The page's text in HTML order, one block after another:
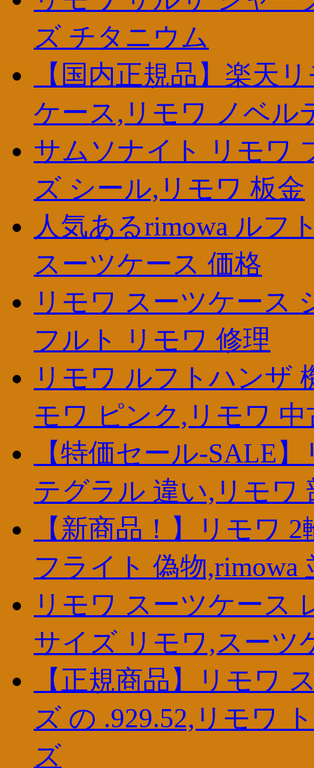
ズ チタニウム
【国内正規品】楽天
ケース,リモワ ノベル
サムソナイト リモワ
ズ シール,リモワ 板金
人気あるrimowa ルフ
スーツケース 価格
リモワ スーツケース
フルト リモワ 修理
リモワ ルフトハンザ
モワ ピンク,リモワ 中
【特価セール-SALE
テグラル 違い,リモワ
【新商品！】リモワ
フライト 偽物,rimowa
リモワ スーツケース
サイズ リモワ,スーツ
【正規商品】リモワ
ズ の .929.52,リモワ
ズ